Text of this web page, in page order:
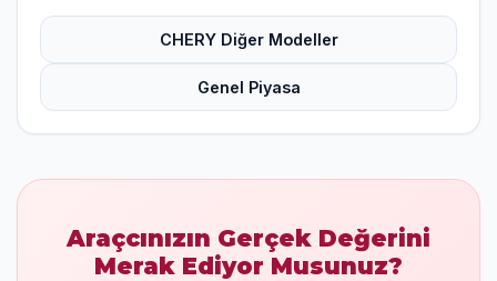
CHERY Diğer Modeller
Genel Piyasa
Araçcınızın Gerçek Değerini
Merak Ediyor Musunuz?